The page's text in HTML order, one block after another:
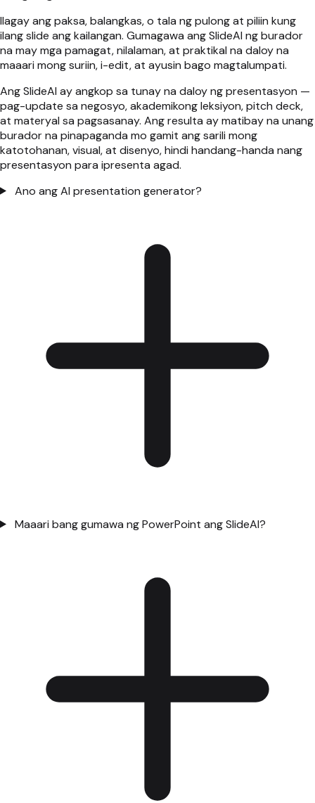
Ilagay ang paksa, balangkas, o tala ng pulong at piliin kung
ilang slide ang kailangan. Gumagawa ang SlideAI ng burador
na may mga pamagat, nilalaman, at praktikal na daloy na
maaari mong suriin, i-edit, at ayusin bago magtalumpati.
Ang SlideAI ay angkop sa tunay na daloy ng presentasyon —
pag-update sa negosyo, akademikong leksiyon, pitch deck,
at materyal sa pagsasanay. Ang resulta ay matibay na unang
burador na pinapaganda mo gamit ang sarili mong
katotohanan, visual, at disenyo, hindi handang-handa nang
presentasyon para ipresenta agad.
Ano ang AI presentation generator?
Maaari bang gumawa ng PowerPoint ang SlideAI?